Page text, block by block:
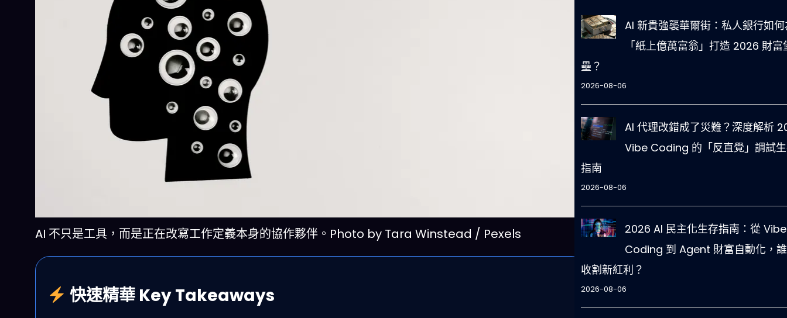
AI 不只是工具，而是正在改寫工作定義本身的協作夥伴。Photo by Tara Winstead / Pexels
快速精華 Key Takeaways
AI 新貴強襲華爾街：私人銀行如
「紙上億萬富翁」打造 2026 財富
壘？
2026-08-06
AI 代理改錯成了災難？深度解析
Vibe Coding 的「反直覺」調試
指南
2026-08-06
2026 AI 民主化生存指南：從 Vibe
Coding 到 Agent 財富自動化，
收割新紅利？
2026-08-06